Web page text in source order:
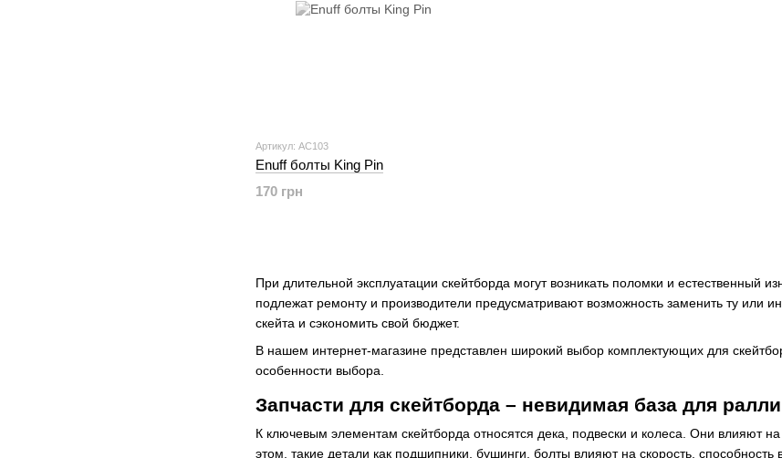
При длительной эксплуатации скейтборда могут возникать поломки и естественный
подлежат ремонту и производители предусматривают возможность заменить ту или
скейта и сэкономить свой бюджет.
В нашем интернет-магазине представлен широкий выбор комплектующих для
особенности выбора.
Запчасти для скейтборда – невидимая база для
К ключевым элементам скейтборда относятся дека, подвески и колеса. Они влияют
этом, такие детали как подшипники, бушинги, болты влияют на скорость,
Артикул: AC103
Enuff болты King Pin
170 грн